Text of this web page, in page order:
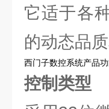
它适于各
的动态品
西门子数控系统产品
控制类型